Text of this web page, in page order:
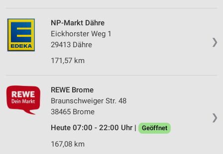
❯
NP-Markt Dähre
Eickhorster Weg 1
29413 Dähre
171,57 km
❯
REWE Brome
Braunschweiger Str. 48
38465 Brome
Heute 07:00 - 22:00 Uhr |
Geöffnet
167,08 km